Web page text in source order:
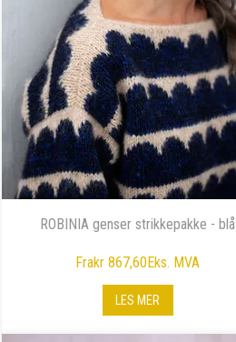
ROBINIA genser strikkepakke - blå
Frakr 867,60Eks. MVA
LES MER